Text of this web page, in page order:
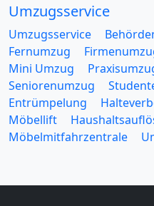
Umzugsservice
Umzugsservice
Fernumzug
Mini Umzug
Seniorenumzug
Entrümpelung
Möbellift
Möbelmitfahrzentrale